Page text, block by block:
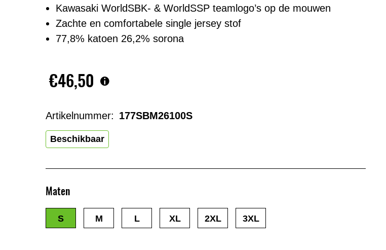
Kawasaki WorldSBK- & WorldSSP teamlogo’s op de mouwen
Zachte en comfortabele single jersey stof
77,8% katoen 26,2% sorona
€46,50
Beschikbaar
Maten
S M L XL 2XL 3XL
Artikelnummer: 177SBM26100S